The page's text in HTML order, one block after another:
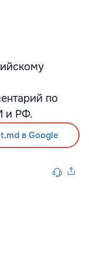
по
и РФ.
в Google